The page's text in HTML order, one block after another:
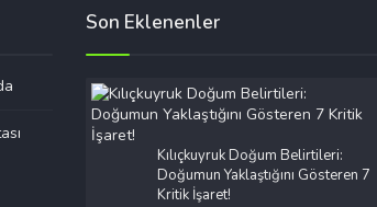
Son Eklenenler
Kılıçkuyruk Doğum Belirtileri:
Doğumun Yaklaştığını Gösteren 7
Kritik İşaret!